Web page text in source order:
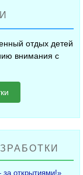
отдых детей
внимания с
открытиями!»